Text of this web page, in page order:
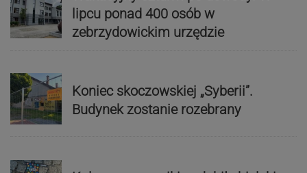
lipcu ponad 400 osób w
zebrzydowickim urzędzie
Koniec skoczowskiej „Syberii”.
Budynek zostanie rozebrany